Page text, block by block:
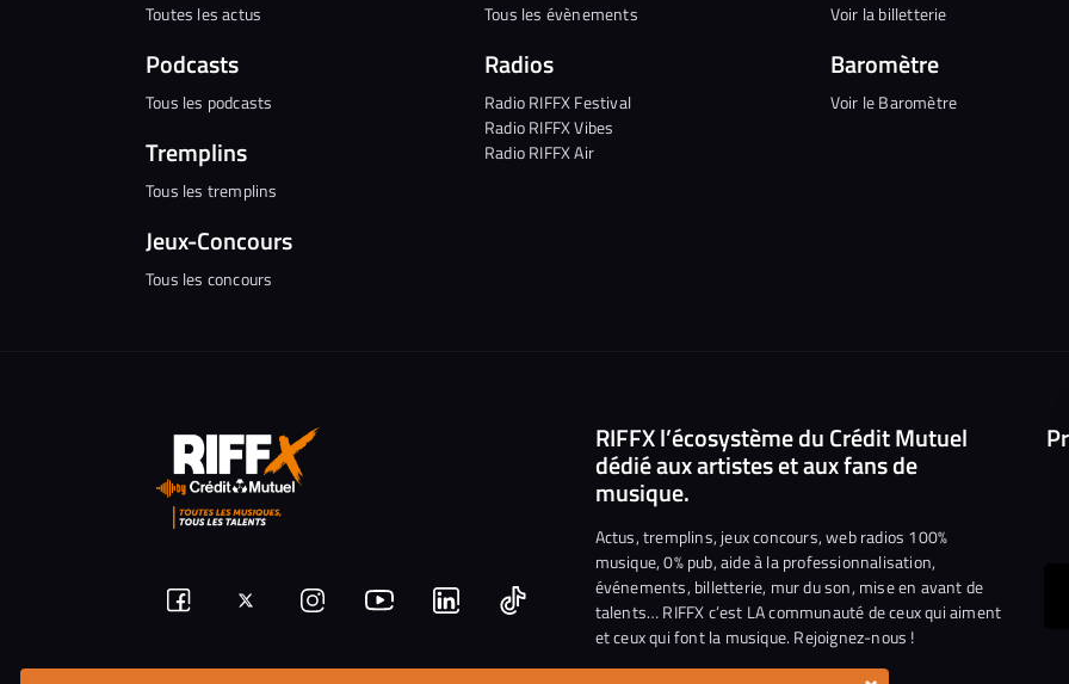
Toutes les actus
Podcasts
Tous les podcasts
Tremplins
Tous les tremplins
Jeux-Concours
Tous les concours
Tous les évènements
Radios
Radio RIFFX Festival
Radio RIFFX Vibes
Radio RIFFX Air
Voir la billetterie
Baromètre
Voir le Baromètre
Suivez-Suivez-
nous
Nous
Nous
rejoindre
Nous Nous
rejoindre
RIFFX l’écosystème du Crédit Mutuel
dédié aux artistes et aux fans de
musique.
Actus, tremplins, jeux concours, web radios 100%
musique, 0% pub, aide à la professionnalisation,
événements, billetterie, mur du son, mise en avant de
talents… RIFFX c’est LA communauté de ceux qui aiment
et ceux qui font la musique. Rejoignez-nous !